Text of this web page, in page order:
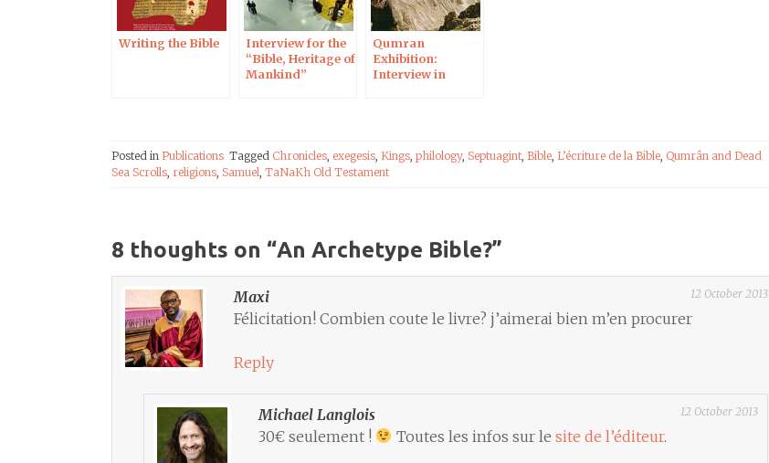
Writing the Bible
Interview for the
“Bible, Heritage of
Mankind”
Qumran
Exhibition:
Interview in
Posted in Publications Tagged Chronicles exegesis Kings philology, Septuagint Bible L’écriture de la Bible Qumrân and Dead
Sea Scrolls religions Samuel TaNaKh Old Testament
8 thoughts on “An Archetype Bible?”
Maxi 12 October 2013
Félicitation! Combien coute le livre? j’aimerai bien m’en procurer
Reply
Michael Langlois 12 October 2013
30€ seulement ! Toutes les infos sur le site de l’éditeur.